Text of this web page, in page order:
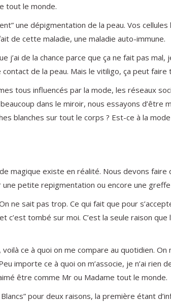
tout le monde.
une dépigmentation de la peau. Vos
de cette maladie, une maladie auto-immune.
j’ai de la chance parce que ça ne fait pas
de la peau. Mais le vitiligo, ça peut
tous influencés par la mode, les réseaux
dans le miroir, nous essayons d’être
blanches sur tout le corps ? Est-ce à la
magique existe en réalité. Nous devons faire
petite repigmentation ou encore une
ne sait pas trop. Ce qui fait que pour
c’est tombé sur moi. C’est la seule raison que
ce à quoi on me compare au quotidien.
importe ce à quoi on m’associe, je n’ai rien
être comme Mr ou Madame tout le monde.
Blancs” pour deux raisons, la première étant